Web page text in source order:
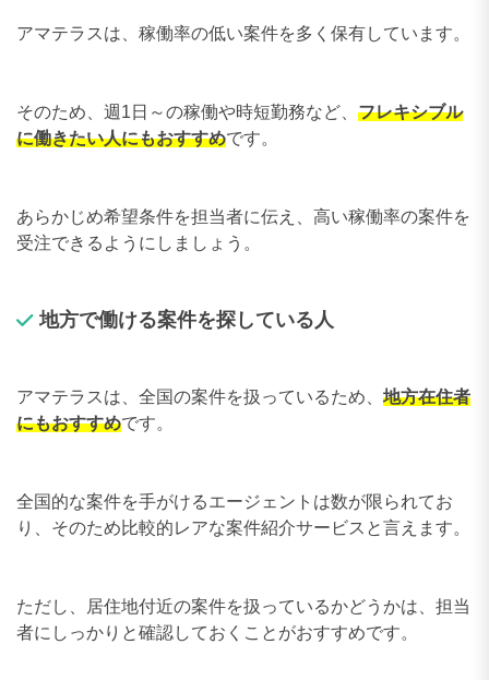
アマテラスは、稼働率の低い案件を多く保有しています。
そのため、週1日～の稼働や時短勤務など、 フレキシブル
に働きたい人にもおすすめです。
あらかじめ希望条件を担当者に伝え、高い稼働率の案件を
受注できるようにしましょう。
地方で働ける案件を探している人
アマテラスは、全国の案件を扱っているため、 地方在住者
にもおすすめです。
全国的な案件を手がけるエージェントは数が限られてお
り、そのため比較的レアな案件紹介サービスと言えます。
ただし、居住地付近の案件を扱っているかどうかは、担当
者にしっかりと確認しておくことがおすすめです。